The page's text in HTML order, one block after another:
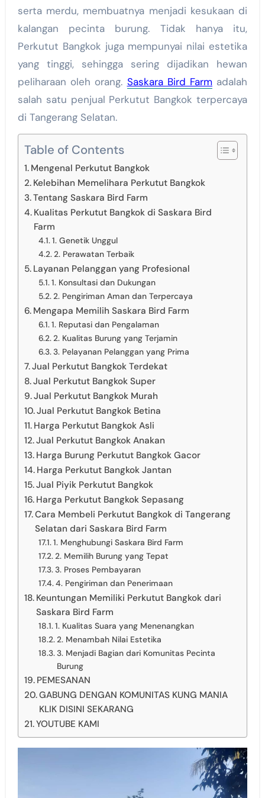
serta merdu, membuatnya menjadi kesukaan di
kalangan pecinta burung. Tidak hanya itu,
Perkutut Bangkok juga mempunyai nilai estetika
yang tinggi, sehingga sering dijadikan hewan
peliharaan oleh orang. Saskara Bird Farm adalah
salah satu penjual Perkutut Bangkok terpercaya
di Tangerang Selatan.
Table of Contents
Mengenal Perkutut Bangkok
Kelebihan Memelihara Perkutut Bangkok
Tentang Saskara Bird Farm
Kualitas Perkutut Bangkok di Saskara Bird
Farm
1. Genetik Unggul
2. Perawatan Terbaik
Layanan Pelanggan yang Profesional
1. Konsultasi dan Dukungan
2. Pengiriman Aman dan Terpercaya
Mengapa Memilih Saskara Bird Farm
1. Reputasi dan Pengalaman
2. Kualitas Burung yang Terjamin
3. Pelayanan Pelanggan yang Prima
Jual Perkutut Bangkok Terdekat
Jual Perkutut Bangkok Super
Jual Perkutut Bangkok Murah
Jual Perkutut Bangkok Betina
Harga Perkutut Bangkok Asli
Jual Perkutut Bangkok Anakan
Harga Burung Perkutut Bangkok Gacor
Harga Perkutut Bangkok Jantan
Jual Piyik Perkutut Bangkok
Harga Perkutut Bangkok Sepasang
Cara Membeli Perkutut Bangkok di Tangerang
Selatan dari Saskara Bird Farm
1. Menghubungi Saskara Bird Farm
2. Memilih Burung yang Tepat
3. Proses Pembayaran
4. Pengiriman dan Penerimaan
Keuntungan Memiliki Perkutut Bangkok dari
Saskara Bird Farm
1. Kualitas Suara yang Menenangkan
2. Menambah Nilai Estetika
3. Menjadi Bagian dari Komunitas Pecinta
Burung
PEMESANAN
GABUNG DENGAN KOMUNITAS KUNG MANIA
KLIK DISINI SEKARANG
YOUTUBE KAMI